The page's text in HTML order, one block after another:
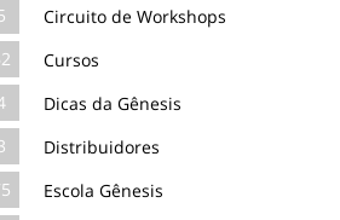
Circuito de Workshops
Cursos
Dicas da Gênesis
Distribuidores
Escola Gênesis